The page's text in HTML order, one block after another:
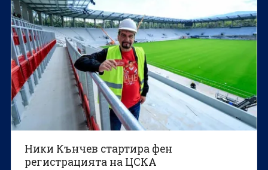
Ники Кънчев стартира фен
регистрацията на ЦСКА